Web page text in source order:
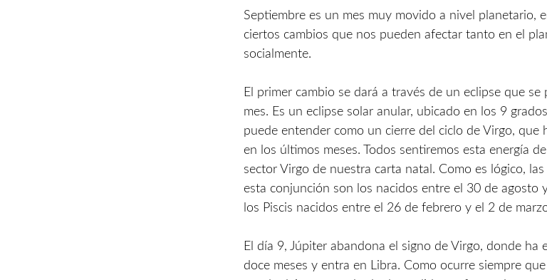
Septiembre es un mes muy movido a nivel planetario,
ciertos cambios que nos pueden afectar tanto en el
socialmente.
El primer cambio se dará a través de un eclipse que se
mes. Es un eclipse solar anular, ubicado en los 9
puede entender como un cierre del ciclo de Virgo, que
en los últimos meses. Todos sentiremos esta energía
sector Virgo de nuestra carta natal. Como es lógico,
esta conjunción son los nacidos entre el 30 de agosto
los Piscis nacidos entre el 26 de febrero y el 2 de
El día 9, Júpiter abandona el signo de Virgo, donde ha
doce meses y entra en Libra. Como ocurre siempre